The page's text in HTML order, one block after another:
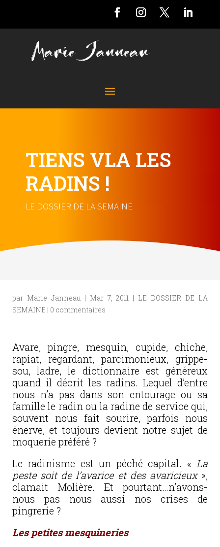
TIENS VLA LES
RADINS !
LE DOSSIER DE LA SEMAINE
par Marie Janneau| Mar 7, 2011 | LE DOSSIER DE LA
SEMAINE | 0 commentaires
Avare, pingre, mesquin, cupide, chiche,
rapiat, regardant, parcimonieux, grippe-
sou, ladre, le dictionnaire est généreux
quand il décrit les radins. Lequel d’entre
nous n’a pas dans son entourage ou sa
famille le radin ou la radine de service qui,
souvent nous fait sourire, parfois nous
énerve, et toujours devient notre sujet de
moquerie préféré ?
Le radinisme est un péché capital. « La
peste soit de l’avarice et des avaricieux»,
clamait Molière. Et pourtant…n’avons-
nous pas nous aussi nos crises de
pingrerie ?
Les petites mesquineries